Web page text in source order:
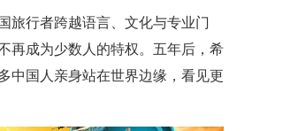
旅行者跨越语言、文化与专业门
再成为少数人的特权。五年后，希
中国人亲身站在世界边缘，看见更